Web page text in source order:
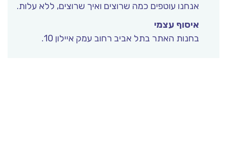
אנחנו עוטפים כמה שרוצים ואיך שרוצים, ללא עלות.
איסוף עצמי
בחנות האתר בתל אביב רחוב עמק איילון 10.